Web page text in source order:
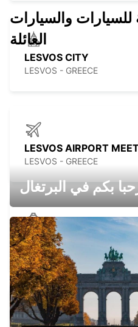
LESVOS CITY
LESVOS - GREECE
LESVOS AIRPORT
LESVOS - GREECE
THASOS PORT
THASOS - GREECE
للسيارات والسيارات
العائلة
بكم في البرتغال